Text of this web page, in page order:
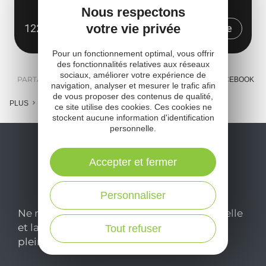
12290 Pont-de-Salars
Obtenir l'itinéraire
PARTAGER : E-MAIL MESSENGER FACEBOOK
PLUS
Ne manquez pas notre newsletter mensuelle
et laissez-vous inspirer pour profiter
pleinement de votre séjour en Aveyron.
Nous respectons
votre vie privée
Pour un fonctionnement optimal, vous offrir
des fonctionnalités relatives aux réseaux
sociaux, améliorer votre expérience de
navigation, analyser et mesurer le trafic afin
de vous proposer des contenus de qualité,
ce site utilise des cookies. Ces cookies ne
stockent aucune information d'identification
personnelle.
Tout refuser
Personnaliser
Accepter et fermer